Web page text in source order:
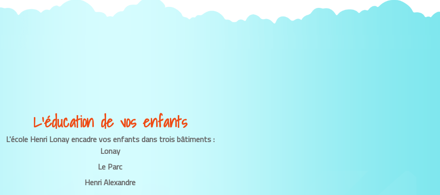
L’éducation de vos enfants
L'école Henri Lonay encadre vos enfants dans trois bâtiments :
Lonay
Le Parc
Henri Alexandre